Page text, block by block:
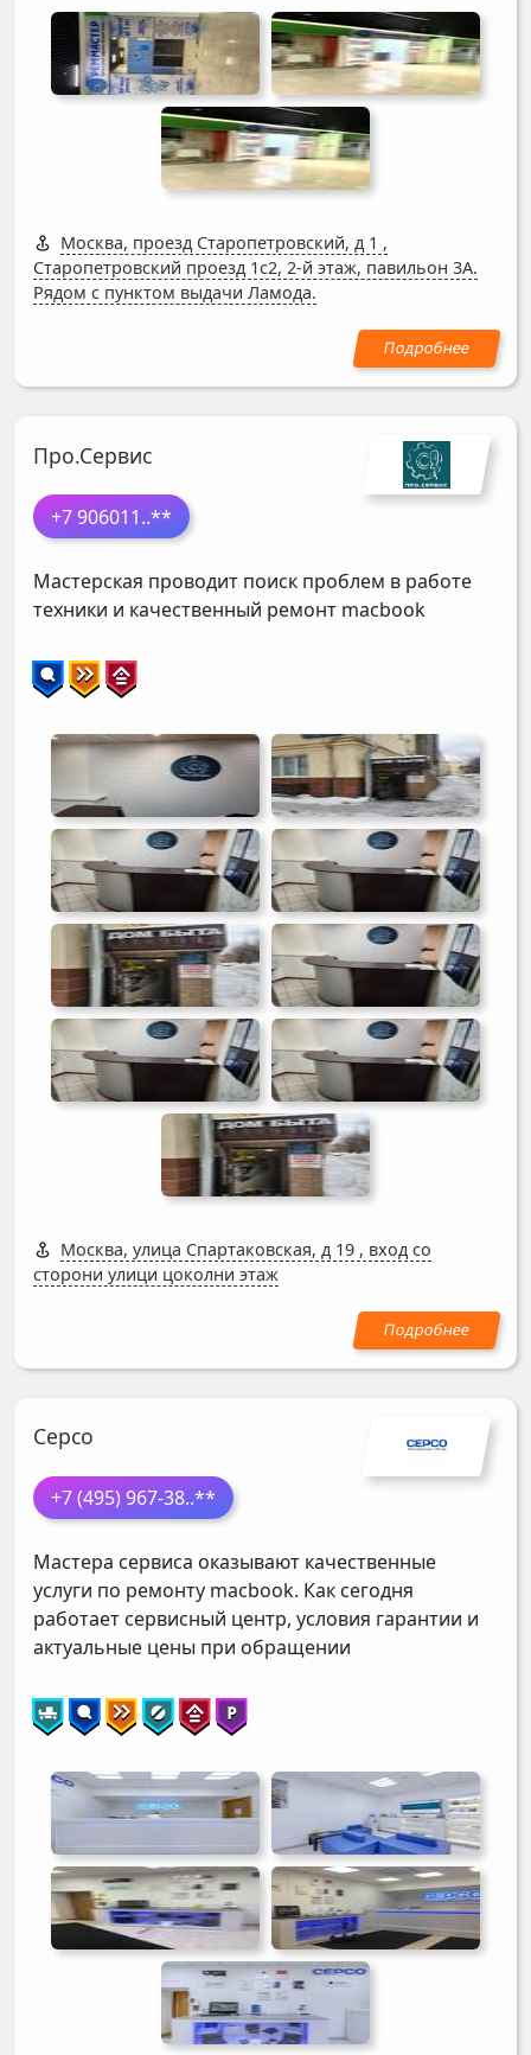
Москва, проезд Старопетровский, д 1 ,
Старопетровский проезд 1с2, 2-й этаж, павильон 3А.
Рядом с пунктом выдачи Ламода.
Про.Сервис
+7 906011..**
Мастерская проводит поиск проблем в работе
техники и качественный ремонт macbook
Москва, улица Спартаковская, д 19 , вход со
сторони улици цоколни этаж
Серсо
+7 (495) 967-38..**
Мастера сервиса оказывают качественные
услуги по ремонту macbook. Как сегодня
работает сервисный центр, условия гарантии и
актуальные цены при обращении